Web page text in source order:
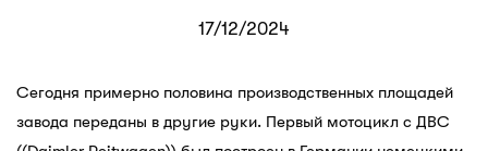
17/12/2024
Сегодня примерно половина производственных площадей
завода переданы в другие руки. Первый мотоцикл с ДВС